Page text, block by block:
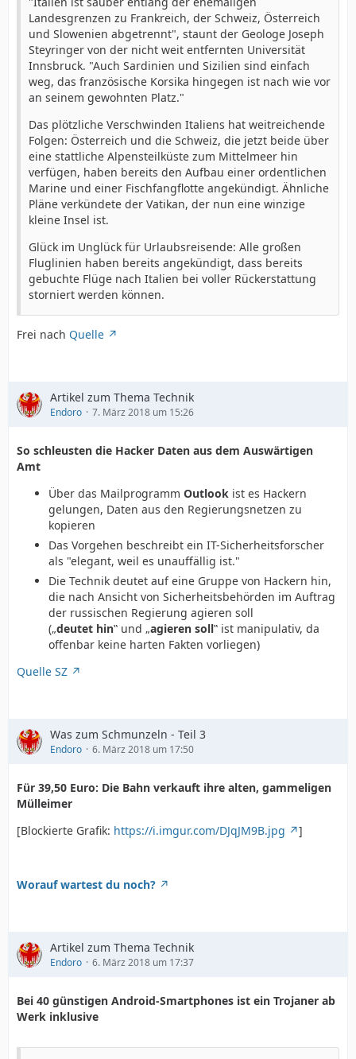
Landesgrenzen zu Frankreich, der Schweiz, Österreich
und Slowenien abgetrennt", staunt der Geologe Joseph
Steyringer von der nicht weit entfernten Universität
Innsbruck. "Auch Sardinien und Sizilien sind einfach
weg, das französische Korsika hingegen ist nach wie vor
an seinem gewohnten Platz."
Das plötzliche Verschwinden Italiens hat weitreichende
Folgen: Österreich und die Schweiz, die jetzt beide über
eine stattliche Alpensteilküste zum Mittelmeer hin
verfügen, haben bereits den Aufbau einer ordentlichen
Marine und einer Fischfangflotte angekündigt. Ähnliche
Pläne verkündete der Vatikan, der nun eine winzige
kleine Insel ist.
Glück im Unglück für Urlaubsreisende: Alle großen
Fluglinien haben bereits angekündigt, dass bereits
gebuchte Flüge nach Italien bei voller Rückerstattung
storniert werden können.
Frei nach Quelle
Artikel zum Thema Technik
Endoro 7. März 2018 um 15:26
So schleusten die Hacker Daten aus dem Auswärtigen
Amt
Über das Mailprogramm Outlook ist es Hackern
gelungen, Daten aus den Regierungsnetzen zu
kopieren
Das Vorgehen beschreibt ein IT-Sicherheitsforscher
als "elegant, weil es unauffällig ist."
Die Technik deutet auf eine Gruppe von Hackern hin,
die nach Ansicht von Sicherheitsbehörden im Auftrag
der russischen Regierung agieren soll
(„deutet hin‟ und „agieren soll‟ ist manipulativ, da
offenbar keine harten Fakten vorliegen)
Quelle SZ
Was zum Schmunzeln - Teil 3
Endoro 6. März 2018 um 17:50
Für 39,50 Euro: Die Bahn verkauft ihre alten, gammeligen
Mülleimer
[Blockierte Grafik: https://i.imgur.com/DJqJM9B.jpg ]
Worauf wartest du noch?
Artikel zum Thema Technik
Endoro 6. März 2018 um 17:37
Bei 40 günstigen Android-Smartphones ist ein Trojaner ab
Werk inklusive